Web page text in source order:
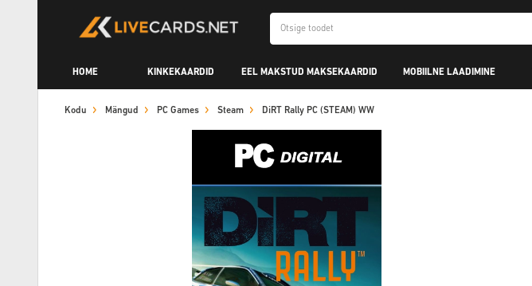
HOME KINKEKAARDID EEL MAKSTUD MAKSEKAARDID MOBIILNE LAADIMINE
Kodu Mängud PC Games Steam DiRT Rally PC (STEAM) WW